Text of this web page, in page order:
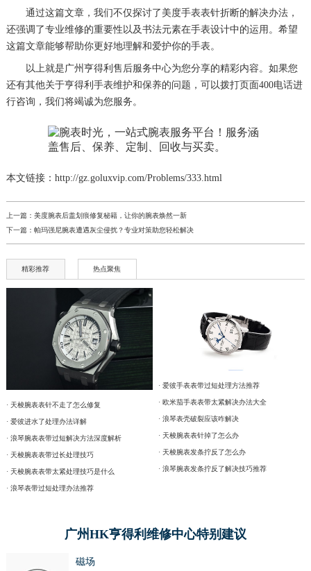
通过这篇文章，我们不仅探讨了美度手表表针折断的解决办法，
还强调了专业维修的重要性以及书法元素在手表设计中的运用。希望
这篇文章能够帮助你更好地理解和爱护你的手表。
以上就是广州亨得利售后服务中心为您分享的精彩内容。如果您
还有其他关于亨得利手表维护和保养的问题，可以拨打页面400电话进
行咨询，我们将竭诚为您服务。
本文链接：http://gz.goluxvip.com/Problems/333.html
上一篇： 美度腕表后盖划痕修复秘籍，让你的腕表焕然一新
下一篇： 帕玛强尼腕表遭遇灰尘侵扰？专业对策助您轻松解决
精彩推荐 热点聚焦
· 天梭腕表表针不走了怎么修复
· 爱彼进水了处理办法详解
· 浪琴腕表表带过短解决方法深度解析
· 天梭腕表表带过长处理技巧
· 天梭腕表表带太紧处理技巧是什么
· 浪琴表带过短处理办法推荐
· 爱彼手表表带过短处理方法推荐
· 欧米茄手表表带太紧解决办法大全
· 浪琴表壳破裂应该咋解决
· 天梭腕表表针掉了怎么办
· 天梭腕表发条拧反了怎么办
· 浪琴腕表发条拧反了解决技巧推荐
广州HK亨得利维修中心特别建议
磁场